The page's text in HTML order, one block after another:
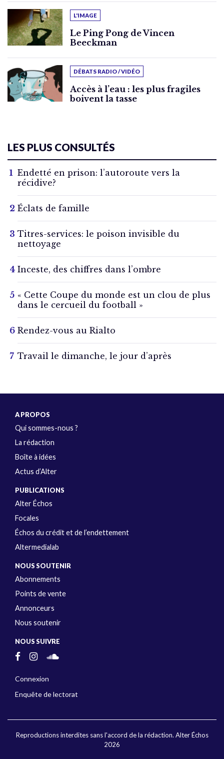
L'IMAGE
Le Ping Pong de Vincen
Beeckman
DÉBATS RADIO / VIDÉO
Accès à l’eau : les plus fragiles
boivent la tasse
LES PLUS CONSULTÉS
Endetté en prison: l’autoroute vers la
récidive?
Éclats de famille
Titres-services: le poison invisible du
nettoyage
Inceste, des chiffres dans l’ombre
« Cette Coupe du monde est un clou de plus
dans le cercueil du football »
Rendez-vous au Rialto
Travail le dimanche, le jour d’après
A PROPOS
Qui sommes-nous ?
La rédaction
Boîte à idées
Actus d’Alter
PUBLICATIONS
Alter Échos
Focales
Échos du crédit et de l’endettement
Altermedialab
NOUS SOUTENIR
Abonnements
Points de vente
Annonceurs
Nous soutenir
NOUS SUIVRE
Connexion
Enquête de lectorat
Reproductions interdites sans l'accord de la rédaction. Alter Échos
2026